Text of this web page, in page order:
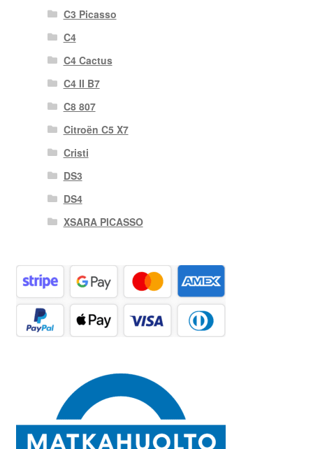
C3 Picasso
C4
C4 Cactus
C4 II B7
C8 807
Citroën C5 X7
Cristi
DS3
DS4
XSARA PICASSO